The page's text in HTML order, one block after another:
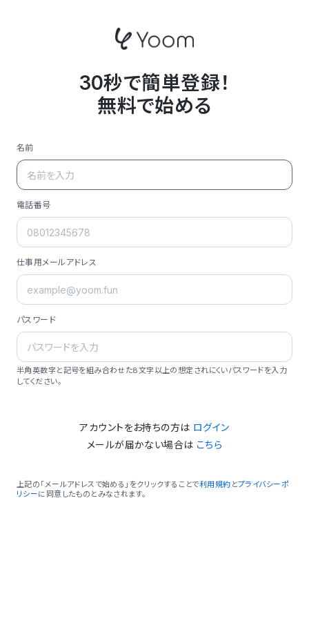
30秒で簡単登録！
無料で始める
名前
電話番号
仕事用メールアドレス
パスワード
半角英数字と記号を組み合わせた8文字以上の想定されにくいパスワードを入力
してください。
アカウントをお持ちの方は ログイン
メールが届かない場合は こちら
上記の「メールアドレスで始める」をクリックすることで利用規約 とプライバシーポ
リシーに同意したものとみなされます。